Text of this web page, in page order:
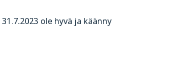
ole hyvä ja käänny